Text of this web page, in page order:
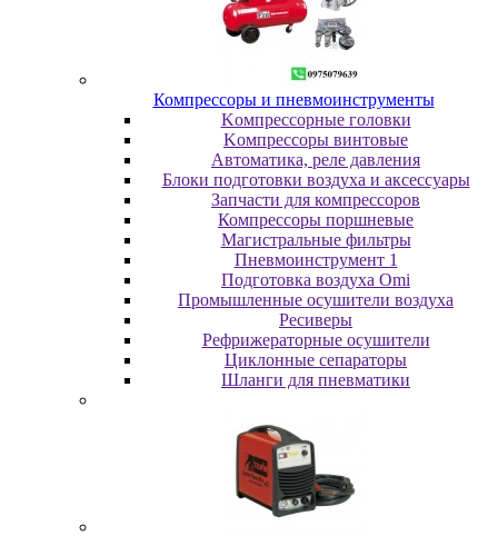
Компрессоры и пневмоинструменты
Koмпpeccopныe гoлoвки
Koмпpeccopы винтoвыe
Автоматика, реле давления
Блоки подготовки воздуха и аксессуары
Запчасти для компрессоров
Компрессоры поршневые
Магистральные фильтры
Пневмоинструмент 1
Подготовка воздуха Omi
Промышленные осушители воздуха
Ресиверы
Рефрижераторные осушители
Циклонные сепараторы
Шланги для пневматики